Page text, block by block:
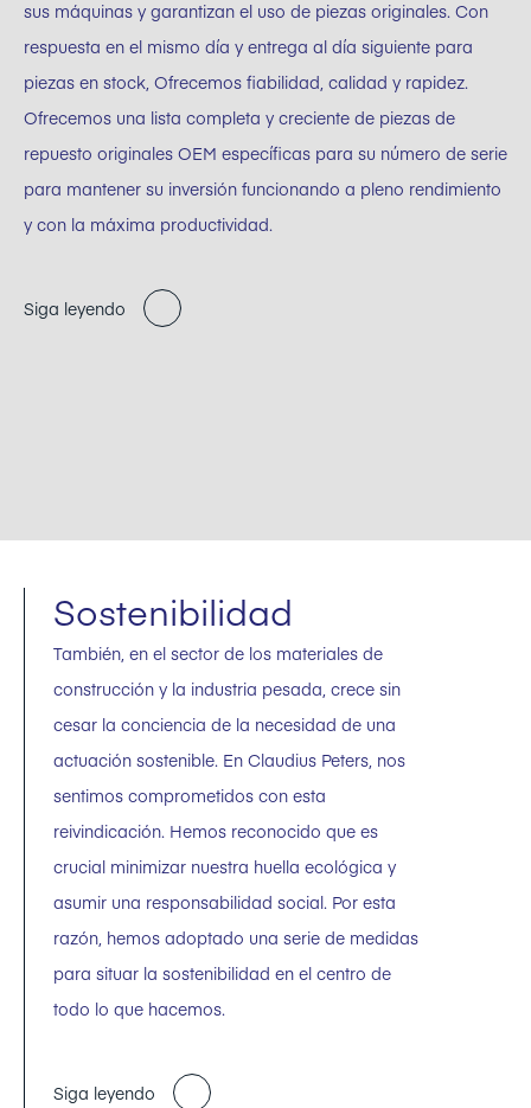
sus máquinas y garantizan el uso de piezas originales. Con
respuesta en el mismo día y entrega al día siguiente para
piezas en stock, Ofrecemos fiabilidad, calidad y rapidez.
Ofrecemos una lista completa y creciente de piezas de
repuesto originales OEM específicas para su número de serie
para mantener su inversión funcionando a pleno rendimiento
y con la máxima productividad.
Siga leyendo
Sostenibilidad
También, en el sector de los materiales de
construcción y la industria pesada, crece sin
cesar la conciencia de la necesidad de una
actuación sostenible. En Claudius Peters, nos
sentimos comprometidos con esta
reivindicación. Hemos reconocido que es
crucial minimizar nuestra huella ecológica y
asumir una responsabilidad social. Por esta
razón, hemos adoptado una serie de medidas
para situar la sostenibilidad en el centro de
todo lo que hacemos.
Siga leyendo